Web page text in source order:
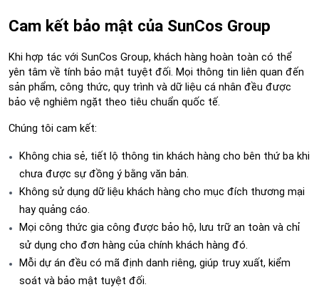
Cam kết bảo mật của SunCos Group
Khi hợp tác với SunCos Group, khách hàng hoàn toàn có thể
yên tâm về tính bảo mật tuyệt đối. Mọi thông tin liên quan đến
sản phẩm, công thức, quy trình và dữ liệu cá nhân đều được
bảo vệ nghiêm ngặt theo tiêu chuẩn quốc tế.
Chúng tôi cam kết:
Không chia sẻ, tiết lộ thông tin khách hàng cho bên thứ ba khi
chưa được sự đồng ý bằng văn bản.
Không sử dụng dữ liệu khách hàng cho mục đích thương mại
hay quảng cáo.
Mọi công thức gia công được bảo hộ, lưu trữ an toàn và chỉ
sử dụng cho đơn hàng của chính khách hàng đó.
Mỗi dự án đều có mã định danh riêng, giúp truy xuất, kiểm
soát và bảo mật tuyệt đối.